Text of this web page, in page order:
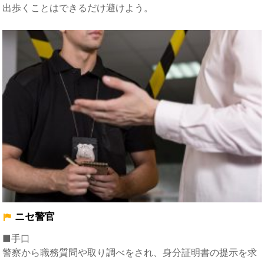
出歩くことはできるだけ避けよう。
ニセ警官
■手口
警察から職務質問や取り調べをされ、身分証明書の提示を求